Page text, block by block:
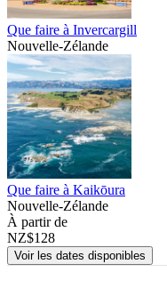
Que faire à Invercargill
Nouvelle-Zélande
Que faire à Kaikōura
Nouvelle-Zélande
À partir de
NZ$128
Voir les dates disponibles